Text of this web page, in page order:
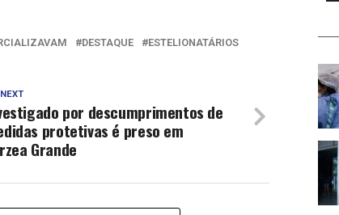
DESTAQUE
ESTELIONATÁRIOS
por descumprimentos de
protetivas é preso em
Grande